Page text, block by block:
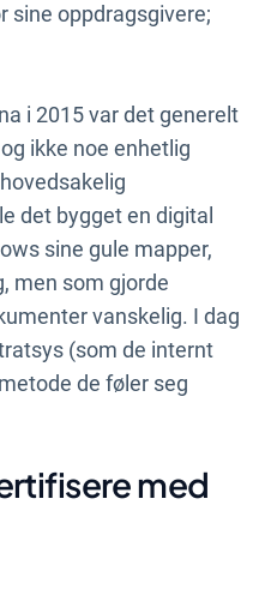
sine oppdragsgivere;
i 2015 var det generelt
ikke noe enhetlig
det bygget en digital
sine gule mapper,
men som gjorde
vanskelig. I dag
(som de internt
de føler seg
med